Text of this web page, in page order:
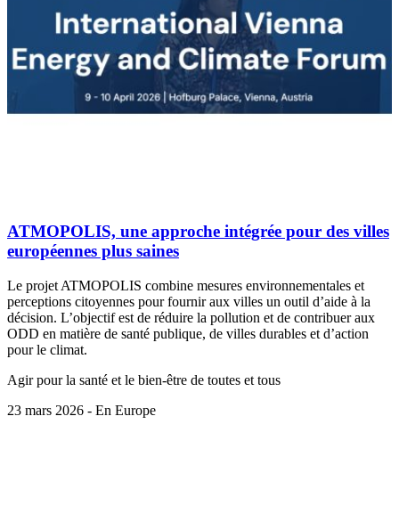
ATMOPOLIS, une approche intégrée pour des villes
européennes plus saines
Le projet ATMOPOLIS combine mesures environnementales et
perceptions citoyennes pour fournir aux villes un outil d’aide à la
décision. L’objectif est de réduire la pollution et de contribuer aux
ODD en matière de santé publique, de villes durables et d’action
pour le climat.
Agir pour la santé et le bien-être de toutes et tous
23 mars 2026 - En Europe